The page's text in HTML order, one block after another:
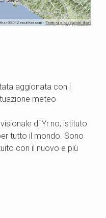
aggionata con i
meteo
di Yr.no, istituto
tutto il mondo. Sono
con il nuovo e più